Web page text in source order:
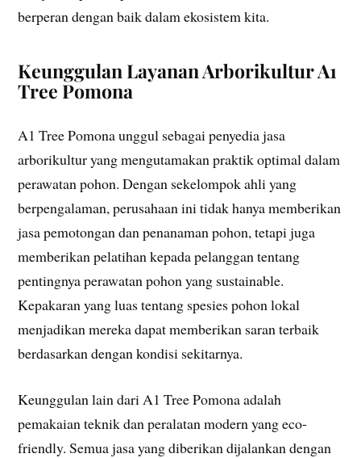
berperan dengan baik dalam ekosistem kita.
Keunggulan Layanan Arborikultur A1
Tree Pomona
A1 Tree Pomona unggul sebagai penyedia jasa
arborikultur yang mengutamakan praktik optimal dalam
perawatan pohon. Dengan sekelompok ahli yang
berpengalaman, perusahaan ini tidak hanya memberikan
jasa pemotongan dan penanaman pohon, tetapi juga
memberikan pelatihan kepada pelanggan tentang
pentingnya perawatan pohon yang sustainable.
Kepakaran yang luas tentang spesies pohon lokal
menjadikan mereka dapat memberikan saran terbaik
berdasarkan dengan kondisi sekitarnya.
Keunggulan lain dari A1 Tree Pomona adalah
pemakaian teknik dan peralatan modern yang eco-
friendly. Semua jasa yang diberikan dijalankan dengan